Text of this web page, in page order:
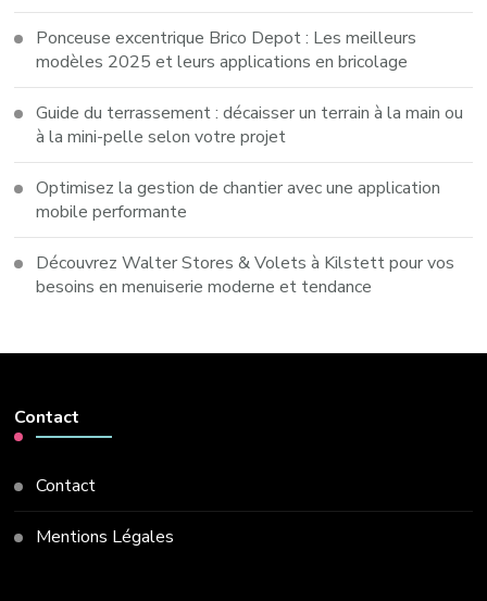
Ponceuse excentrique Brico Depot : Les meilleurs
modèles 2025 et leurs applications en bricolage
Guide du terrassement : décaisser un terrain à la main ou
à la mini-pelle selon votre projet
Optimisez la gestion de chantier avec une application
mobile performante
Découvrez Walter Stores & Volets à Kilstett pour vos
besoins en menuiserie moderne et tendance
Contact
Contact
Mentions Légales